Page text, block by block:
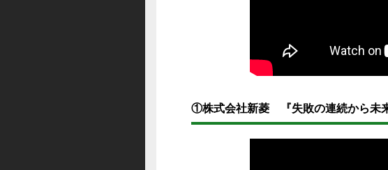
①株式会社新菱 『失敗の連続から未来